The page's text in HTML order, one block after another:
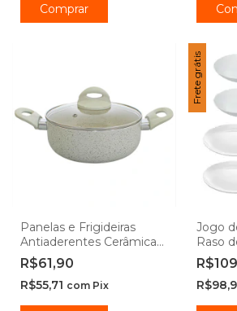
Comprar
Panelas e Frigideiras
Antiaderentes Cerâmica
Ibiza Vanilla -
Casambiente
R$61,90
R$55,71 com Pix
Frete grátis
Jogo
Raso